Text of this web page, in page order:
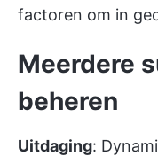
factoren om in
Meerdere
beheren
Uitdaging: